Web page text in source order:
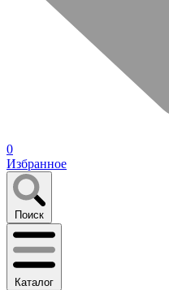
0
Избранное
Поиск
Каталог